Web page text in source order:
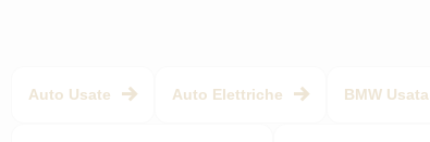
Auto Usate Auto Elettriche BMW Usata